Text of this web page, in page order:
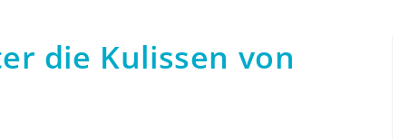
die Kulissen von